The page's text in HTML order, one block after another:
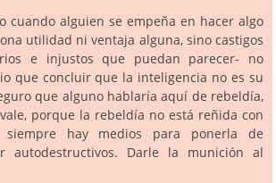
cuando alguien se empeña en hacer algo
utilidad ni ventaja alguna, sino castigos
e injustos que puedan parecer- no
que concluir que la inteligencia no es su
que alguno hablaría aquí de rebeldía,
porque la rebeldía no está reñida con
hay medios para ponerla de
autodestructivos. Darle la munición al